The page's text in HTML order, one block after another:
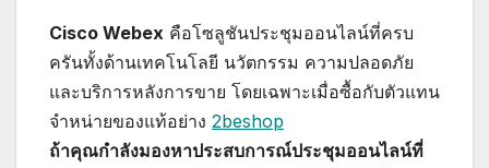
Cisco Webex คือโซลูชันประชุมออนไลน์ที่ครบ
ครันทั้งด้านเทคโนโลยี นวัตกรรม ความปลอดภัย
และบริการหลังการขาย โดยเฉพาะเมื่อซื้อกับตัวแทน
จำหน่ายของแท้อย่าง 2beshop
ถ้าคุณกำลังมองหาประสบการณ์ประชุมออนไลน์ที่